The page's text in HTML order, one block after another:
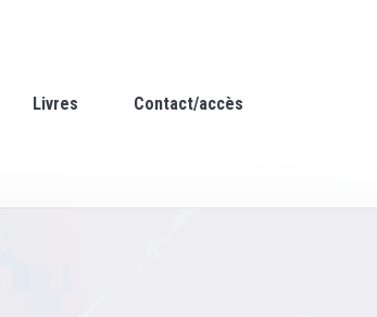
Livres Contact/accès